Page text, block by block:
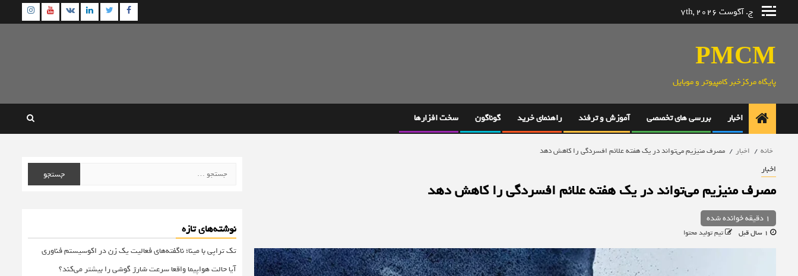
ج. آگوست 7th, 2026 Facebook
Twitter
Linkedin
VK
PMCM
پایگاه مرکزخبر کامپیوتر و موبایل
اخبار بررسی های تخصصی آموزش و ترفند راهنمای خرید گوناگون سخت افزارها
خانه اخبار مصرف منیزیم می‌تواند در یک هفته علائم افسردگی را کاهش دهد
اخبار
مصرف منیزیم می‌تواند در یک هفته علائم افسردگی را کاهش دهد
1 دقیقه خوانده شده
تیم تولید محتوا
برای:
نوشته‌های تازه
تک تراپی با مینا؛ ناگفته‌های فعالیت یک زن در اکوسیستم فناوری
آیا حالت هواپیما واقعا سرعت شارژ گوشی را بیشتر می‌کند؟